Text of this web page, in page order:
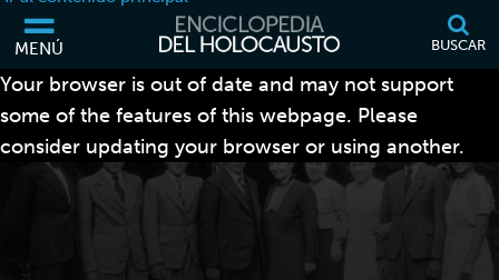
MENÚ BUSCAR
Your browser is out of date and may not support
some of the features of this webpage. Please
consider updating your browser or using another.